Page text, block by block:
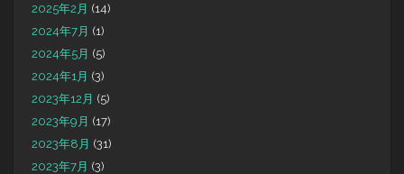
2025年2月 (14)
2024年7月 (1)
2024年5月 (5)
2024年1月 (3)
2023年12月 (5)
2023年9月 (17)
2023年8月 (31)
2023年7月 (3)